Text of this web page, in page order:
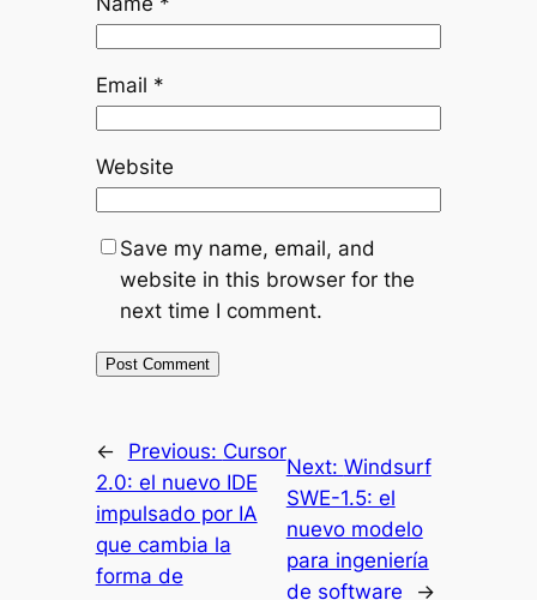
Email *
Website
Save my name, email, and
website in this browser for the
next time I comment.
← Previous: Cursor
2.0: el nuevo IDE
impulsado por IA
que cambia la
forma de
Next: Windsurf
SWE-1.5: el
nuevo modelo
para ingeniería
de software
→